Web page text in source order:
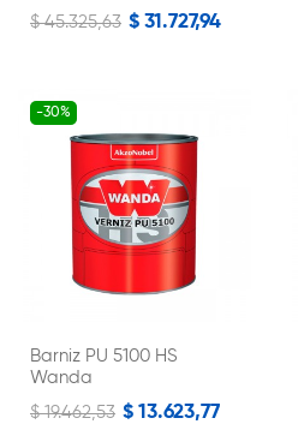
$ 45.325,63 $ 31.727,94
-30%
Barniz PU 5100 HS
Wanda
$ 19.462,53 $ 13.623,77